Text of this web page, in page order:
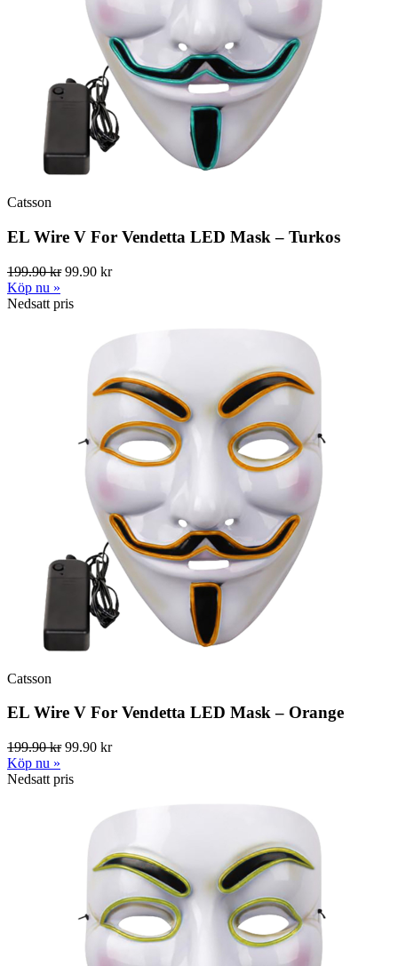
Catsson
EL Wire V For Vendetta LED Mask – Turkos
199.90 kr99.90 kr
Köp nu »
Nedsatt pris
Catsson
EL Wire V For Vendetta LED Mask – Orange
199.90 kr99.90 kr
Köp nu »
Nedsatt pris